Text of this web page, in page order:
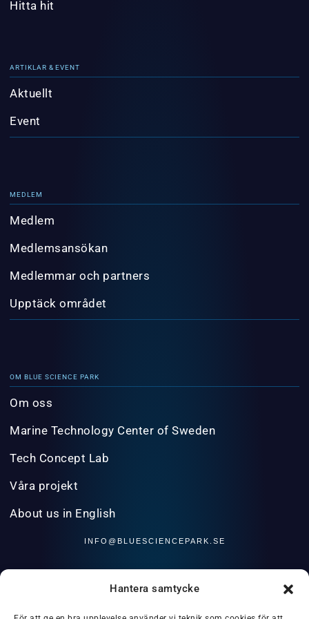
Hantera samtycke
Hitta hit
ARTIKLAR & EVENT
Aktuellt
Event
MEDLEM
Medlem
Medlemsansökan
Medlemmar och partners
Upptäck området
OM BLUE SCIENCE PARK
Om oss
Marine Technology Center of Sweden
Tech Concept Lab
Våra projekt
About us in English
INFO@BLUESCIENCEPARK.SE